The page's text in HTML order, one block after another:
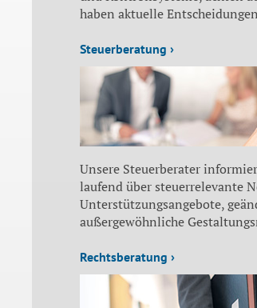
haben aktuelle
Steuerberatung ›
Unsere Steuerberater
laufend über steuerrelevante
Unterstützungsangebote,
außergewöhnliche
Rechtsberatung ›